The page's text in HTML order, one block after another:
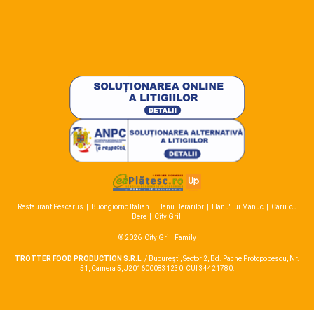
Restaurant Pescarus Buongiorno Italian Hanu Berarilor Hanu' lui Manuc
Caru' cu
Bere
City Grill
© 2026 City Grill Family
TROTTER FOOD PRODUCTION S.R.L. / București, Sector 2, Bd. Pache Protopopescu, Nr.
51, Camera 5, J2016000831230, CUI 34421780.